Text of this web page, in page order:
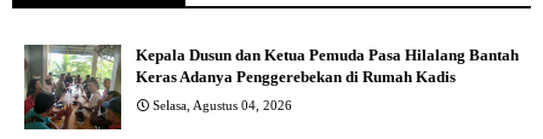
Kepala Dusun dan Ketua Pemuda Pasa Hilalang Bantah
Keras Adanya Penggerebekan di Rumah Kadis
Selasa, Agustus 04, 2026